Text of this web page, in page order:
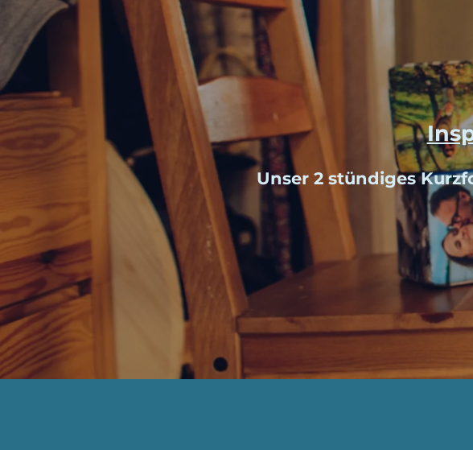
Unser 2 stündiges